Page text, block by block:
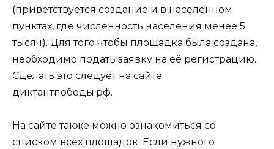
(приветствуется создание и в населённом
пунктах, где численность населения менее 5
тысяч). Для того чтобы площадка была создана,
необходимо подать заявку на её регистрацию.
Сделать это следует на сайте
диктантпобеды.рф.
На сайте также можно ознакомиться со
списком всех площадок. Если нужного